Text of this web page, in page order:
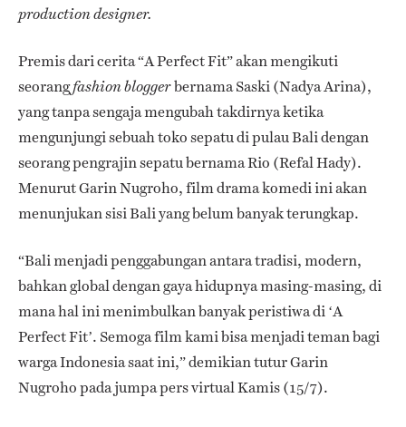
production designer.
Premis dari cerita “A Perfect Fit” akan mengikuti
seorangfashion bloggerbernama Saski (Nadya Arina),
yang tanpa sengaja mengubah takdirnya ketika
mengunjungi sebuah toko sepatu di pulau Bali dengan
seorang pengrajin sepatu bernama Rio (Refal Hady).
Menurut Garin Nugroho, film drama komedi ini akan
menunjukan sisi Bali yang belum banyak terungkap.
“Bali menjadi penggabungan antara tradisi, modern,
bahkan global dengan gaya hidupnya masing-masing, di
mana hal ini menimbulkan banyak peristiwa di ‘A
Perfect Fit’. Semoga film kami bisa menjadi teman bagi
warga Indonesia saat ini,” demikian tutur Garin
Nugroho pada jumpa pers virtual Kamis (15/7).